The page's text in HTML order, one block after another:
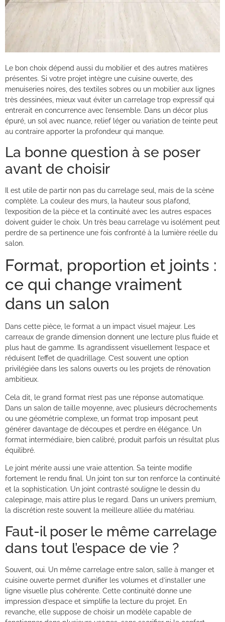
Le bon choix dépend aussi du mobilier et des autres matières
présentes. Si votre projet intègre une cuisine ouverte, des
menuiseries noires, des textiles sobres ou un mobilier aux lignes
très dessinées, mieux vaut éviter un carrelage trop expressif qui
entrerait en concurrence avec l’ensemble. Dans un décor plus
épuré, un sol avec nuance, relief léger ou variation de teinte peut
au contraire apporter la profondeur qui manque.
La bonne question à se poser
avant de choisir
Il est utile de partir non pas du carrelage seul, mais de la scène
complète. La couleur des murs, la hauteur sous plafond,
l’exposition de la pièce et la continuité avec les autres espaces
doivent guider le choix. Un très beau carrelage vu isolément peut
perdre de sa pertinence une fois confronté à la lumière réelle du
salon.
Format, proportion et joints :
ce qui change vraiment
dans un salon
Dans cette pièce, le format a un impact visuel majeur. Les
carreaux de grande dimension donnent une lecture plus fluide et
plus haut de gamme. Ils agrandissent visuellement l’espace et
réduisent l’effet de quadrillage. C’est souvent une option
privilégiée dans les salons ouverts ou les projets de rénovation
ambitieux.
Cela dit, le grand format n’est pas une réponse automatique.
Dans un salon de taille moyenne, avec plusieurs décrochements
ou une géométrie complexe, un format trop imposant peut
générer davantage de découpes et perdre en élégance. Un
format intermédiaire, bien calibré, produit parfois un résultat plus
équilibré.
Le joint mérite aussi une vraie attention. Sa teinte modifie
fortement le rendu final. Un joint ton sur ton renforce la continuité
et la sophistication. Un joint contrasté souligne le dessin du
calepinage, mais attire plus le regard. Dans un univers premium,
la discrétion reste souvent la meilleure alliée du matériau.
Faut-il poser le même carrelage
dans tout l’espace de vie ?
Souvent, oui. Un même carrelage entre salon, salle à manger et
cuisine ouverte permet d’unifier les volumes et d’installer une
ligne visuelle plus cohérente. Cette continuité donne une
impression d’espace et simplifie la lecture du projet. En
revanche, elle suppose de choisir un modèle capable de